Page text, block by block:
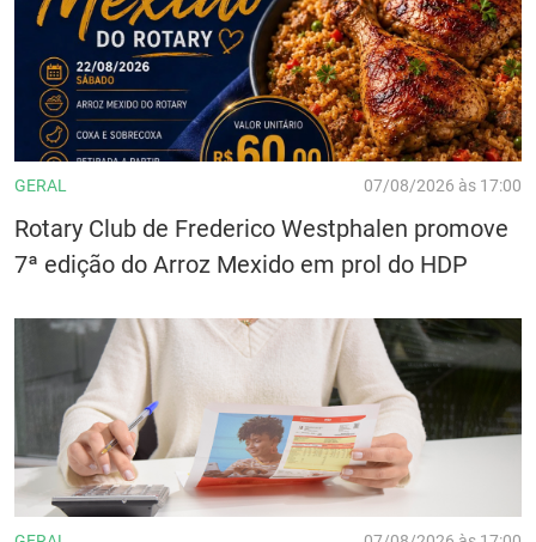
GERAL 07/08/2026 às 17:00
Rotary Club de Frederico Westphalen promove
7ª edição do Arroz Mexido em prol do HDP